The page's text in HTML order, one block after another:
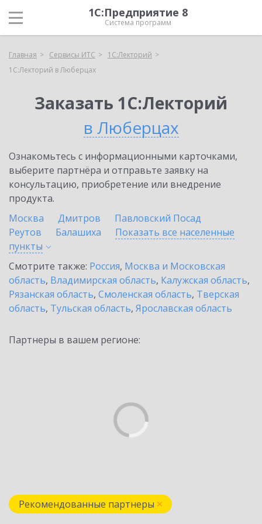
1С:Предприятие 8
Система программ
Главная Сервисы ИТС
1С:Лекторий
1С:Лекторий в Люберцах
Заказать 1С:Лекторий
в Люберцах
Ознакомьтесь с информационными карточками,
выберите партнёра и отправьте заявку на
консультацию, приобретение или внедрение
продукта.
Москва
Дмитров
Павловский Посад
Реутов
Балашиха
Показать все населенные
пункты
Смотрите также: Россия, Москва и Московская
область, Владимирская область, Калужская область,
Рязанская область, Смоленская область, Тверская
область, Тульская область, Ярославская область
Партнеры в вашем регионе:
Рекомендованные партнеры